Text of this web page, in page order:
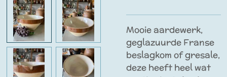
Mooie aardewerk,
geglazuurde Franse
beslagkom of gresale,
deze heeft heel wat